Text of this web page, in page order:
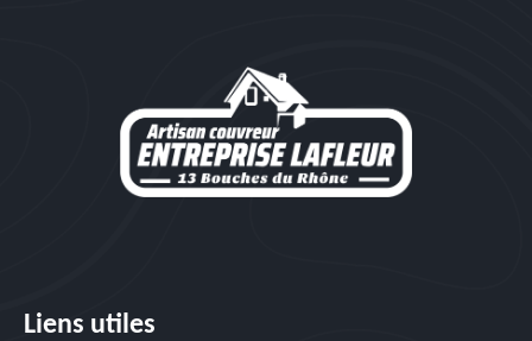
Liens utiles